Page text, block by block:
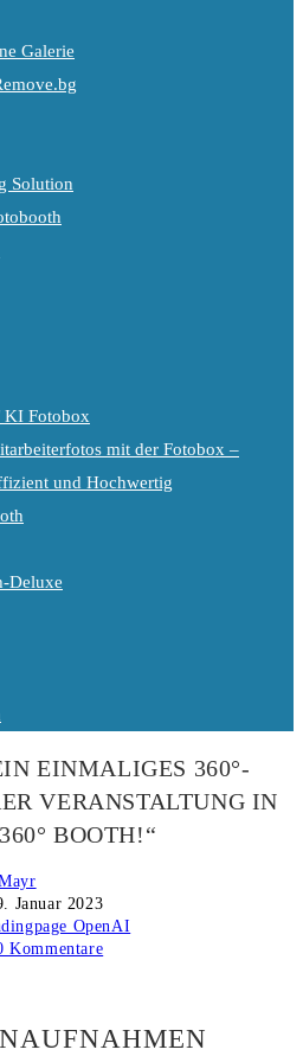
Galerie
Solution
KI Fotobox
mit der Fotobox –
und Hochwertig
Deluxe
EINMALIGES 360°-
VERANSTALTUNG IN
BOOTH!“
Januar 2023
OpenAI
Kommentare